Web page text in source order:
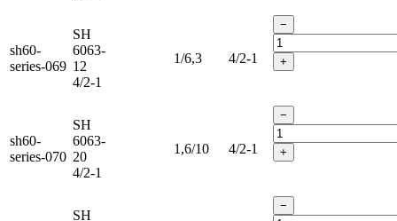
sh60-
series-069
SH
6063-
12
4/2-1
1/6,3 4/2-1
−
+
sh60-
series-070
SH
6063-
20
4/2-1
1,6/10 4/2-1
−
+
SH
−